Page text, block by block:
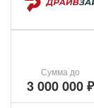
Сумма до
3 000 000 ₽